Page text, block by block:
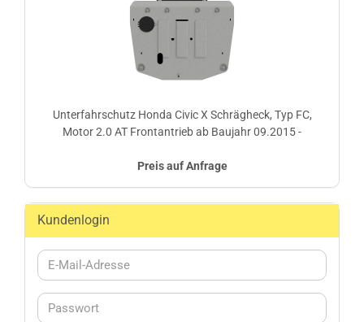
Unterfahrschutz Honda Civic X Schrägheck, Typ FC,
Motor 2.0 AT Frontantrieb ab Baujahr 09.2015 -
Preis auf Anfrage
Kundenlogin
E-
Mail-
Passwort